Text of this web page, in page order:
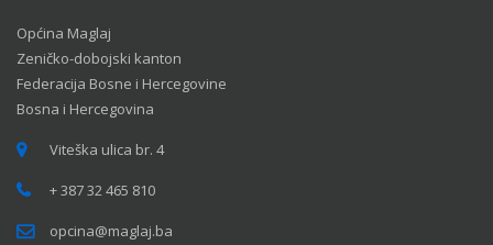
Općina Maglaj
Zeničko-dobojski kanton
Federacija Bosne i Hercegovine
Bosna i Hercegovina
Viteška ulica br. 4
+ 387 32 465 810
opcina@maglaj.ba